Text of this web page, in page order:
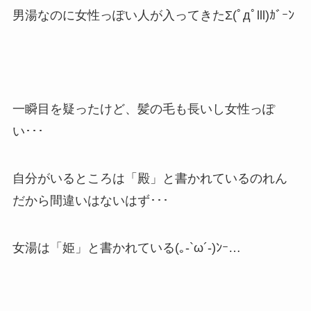
男湯なのに女性っぽい人が入ってきたΣ(ﾟдﾟlll)ｶﾞｰﾝ
一瞬目を疑ったけど、髪の毛も長いし女性っぽ
い･･･
自分がいるところは「殿」と書かれているのれん
だから間違いはないはず･･･
女湯は「姫」と書かれている(｡-`ω´-)ﾝｰ…